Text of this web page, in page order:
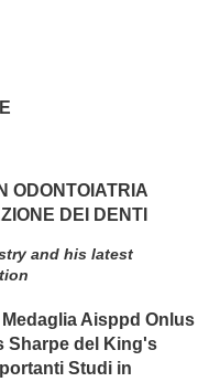
ODONTOIATRIA
DEI DENTI
and his latest
Aisppd Onlus
Sharpe del King's
Studi in